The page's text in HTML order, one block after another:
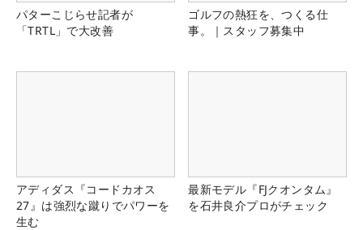
パターこじらせ記者が
「TRTL」で大改善
ゴルフの熱狂を、つくる仕
事。｜スタッフ募集中
アディダス『コードカオス
27』は強烈な蹴りでパワーを
生む
最新モデル『FJクオンタム』
を石井良介プロがチェック